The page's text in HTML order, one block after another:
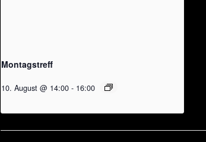
Montagstreff
10. August @ 14:00 - 16:00